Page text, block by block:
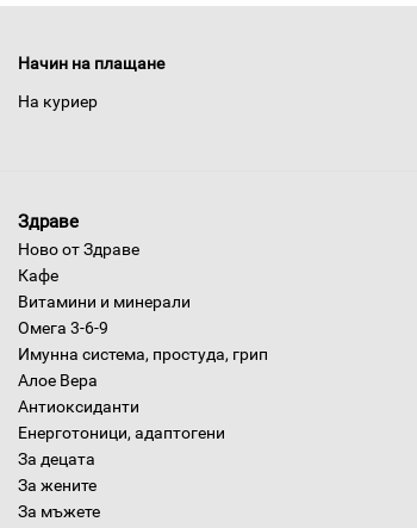
Начин на плащане
На куриер
Здраве
Ново от Здраве
Кафе
Витамини и минерали
Омега 3-6-9
Имунна система, простуда, грип
Алое Вера
Антиоксиданти
Енерготоници, адаптогени
За децата
За жените
За мъжете